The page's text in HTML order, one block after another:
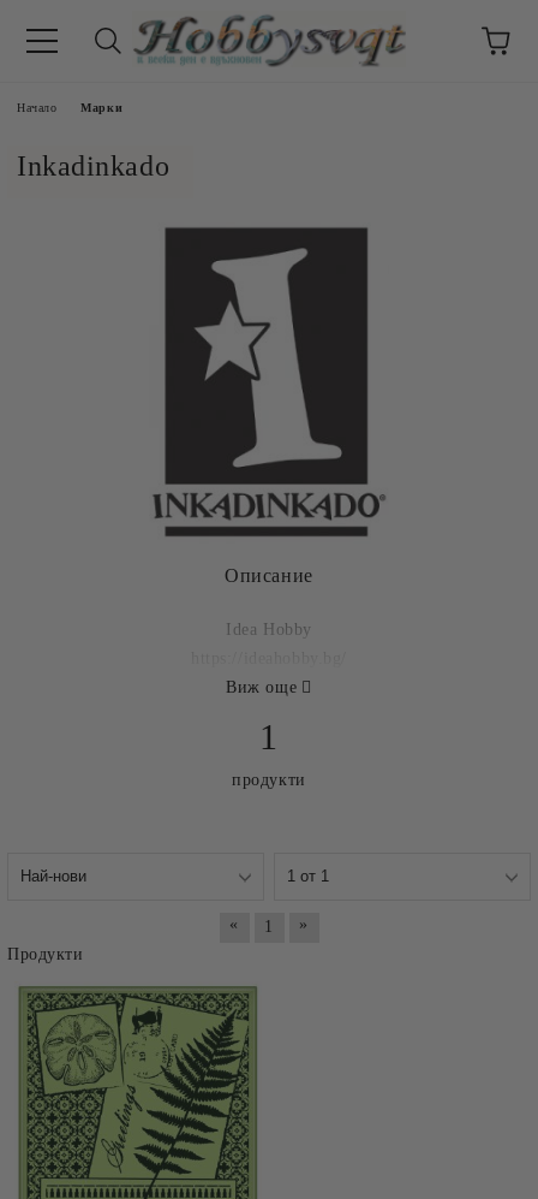
Начало Марки
Inkadinkado
Описание
Idea Hobby
Виж още
1
продукти
« 1
»
Продукти